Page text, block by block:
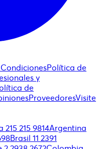
Política de
y
de
ProveedoresVisite
215 215 9814Argentina
Brasil 11 2391